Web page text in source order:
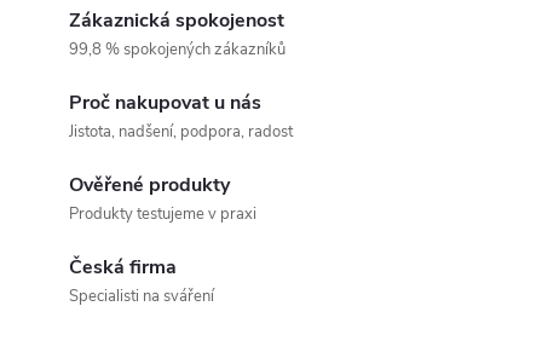
Zákaznická spokojenost
99,8 % spokojených zákazníků
Proč nakupovat u nás
Jistota, nadšení, podpora, radost
Ověřené produkty
Produkty testujeme v praxi
Česká firma
Specialisti na sváření